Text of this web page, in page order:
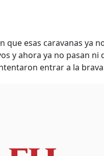
que esas caravanas ya
y ahora ya no pasan ni
entrar a la